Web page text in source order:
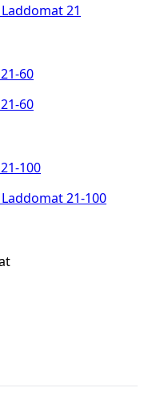
21
60
60
100
21-100